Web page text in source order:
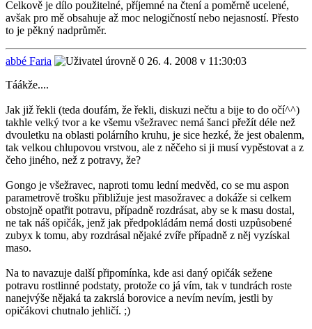
Celkově je dílo použitelné, příjemné na čtení a poměrně ucelené,
avšak pro mě obsahuje až moc nelogičností nebo nejasností. Přesto
to je pěkný nadprůměr.
abbé Faria
26. 4. 2008 v 11:30:03
Táákže....
Jak již řekli (teda doufám, že řekli, diskuzi nečtu a bije to do očí^^)
takhle velký tvor a ke všemu všežravec nemá šanci přežít déle než
dvouletku na oblasti polárního kruhu, je sice hezké, že jest obalenm,
tak velkou chlupovou vrstvou, ale z něčeho si ji musí vypěstovat a z
čeho jiného, než z potravy, že?
Gongo je všežravec, naproti tomu lední medvěd, co se mu aspon
parametrově trošku přibližuje jest masožravec a dokáže si celkem
obstojně opatřit potravu, případně rozdrásat, aby se k masu dostal,
ne tak náš opičák, jenž jak předpokládám nemá dosti uzpůsobené
zubyx k tomu, aby rozdrásal nějaké zvíře případně z něj vyzískal
maso.
Na to navazuje další připomínka, kde asi daný opičák sežene
potravu rostlinné podstaty, protože co já vím, tak v tundrách roste
nanejvýše nějaká ta zakrslá borovice a nevím nevím, jestli by
opičákovi chutnalo jehličí. ;)